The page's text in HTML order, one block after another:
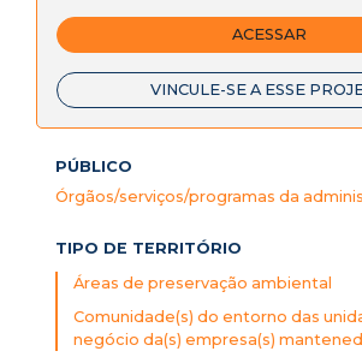
ACESSAR
VINCULE-SE A ESSE
PÚBLICO
Órgãos/serviços/programas da
TIPO DE TERRITÓRIO
Áreas de preservação ambiental
Comunidade(s) do entorno das
negócio da(s) empresa(s)